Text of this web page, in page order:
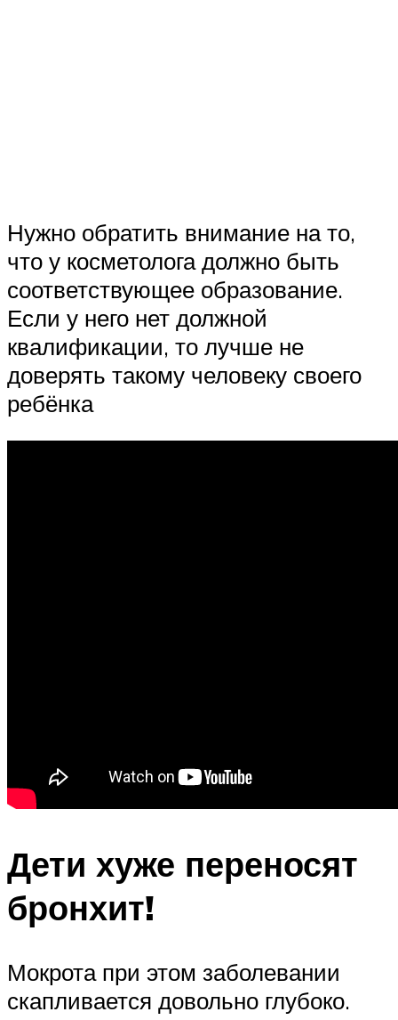
Нужно обратить внимание на то,
что у косметолога должно быть
соответствующее образование.
Если у него нет должной
квалификации, то лучше не
доверять такому человеку своего
ребёнка
Дети хуже переносят
бронхит!
Мокрота при этом заболевании
скапливается довольно глубоко.